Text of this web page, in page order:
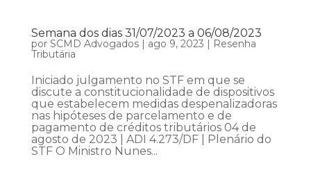
Semana dos dias 31/07/2023 a 06/08/2023
por SCMD Advogados| ago 9, 2023 | Resenha
Tributária
Iniciado julgamento no STF em que se
discute a constitucionalidade de dispositivos
que estabelecem medidas despenalizadoras
nas hipóteses de parcelamento e de
pagamento de créditos tributários 04 de
agosto de 2023 | ADI 4.273/DF | Plenário do
STF O Ministro Nunes...